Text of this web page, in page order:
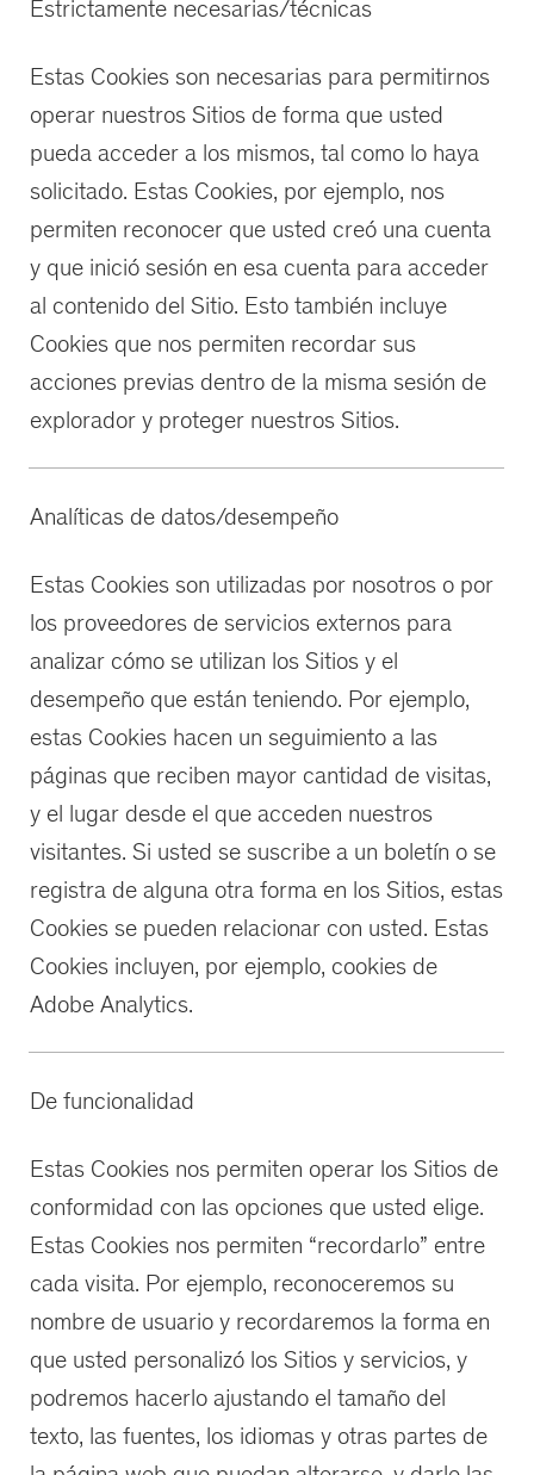
Estrictamente necesarias/técnicas
Estas Cookies son necesarias para permitirnos
operar nuestros Sitios de forma que usted
pueda acceder a los mismos, tal como lo haya
solicitado. Estas Cookies, por ejemplo, nos
permiten reconocer que usted creó una cuenta
y que inició sesión en esa cuenta para acceder
al contenido del Sitio. Esto también incluye
Cookies que nos permiten recordar sus
acciones previas dentro de la misma sesión de
explorador y proteger nuestros Sitios.
Analíticas de datos/desempeño
Estas Cookies son utilizadas por nosotros o por
los proveedores de servicios externos para
analizar cómo se utilizan los Sitios y el
desempeño que están teniendo. Por ejemplo,
estas Cookies hacen un seguimiento a las
páginas que reciben mayor cantidad de visitas,
y el lugar desde el que acceden nuestros
visitantes. Si usted se suscribe a un boletín o se
registra de alguna otra forma en los Sitios, estas
Cookies se pueden relacionar con usted. Estas
Cookies incluyen, por ejemplo, cookies de
Adobe Analytics.
De funcionalidad
Estas Cookies nos permiten operar los Sitios de
conformidad con las opciones que usted elige.
Estas Cookies nos permiten “recordarlo” entre
cada visita. Por ejemplo, reconoceremos su
nombre de usuario y recordaremos la forma en
que usted personalizó los Sitios y servicios, y
podremos hacerlo ajustando el tamaño del
texto, las fuentes, los idiomas y otras partes de